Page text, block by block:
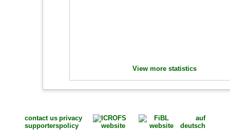
View more statistics
contact us
supporters
privacy
policy
auf
deutsch